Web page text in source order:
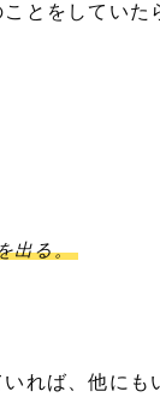
とをしていた
出る。
れば、他に